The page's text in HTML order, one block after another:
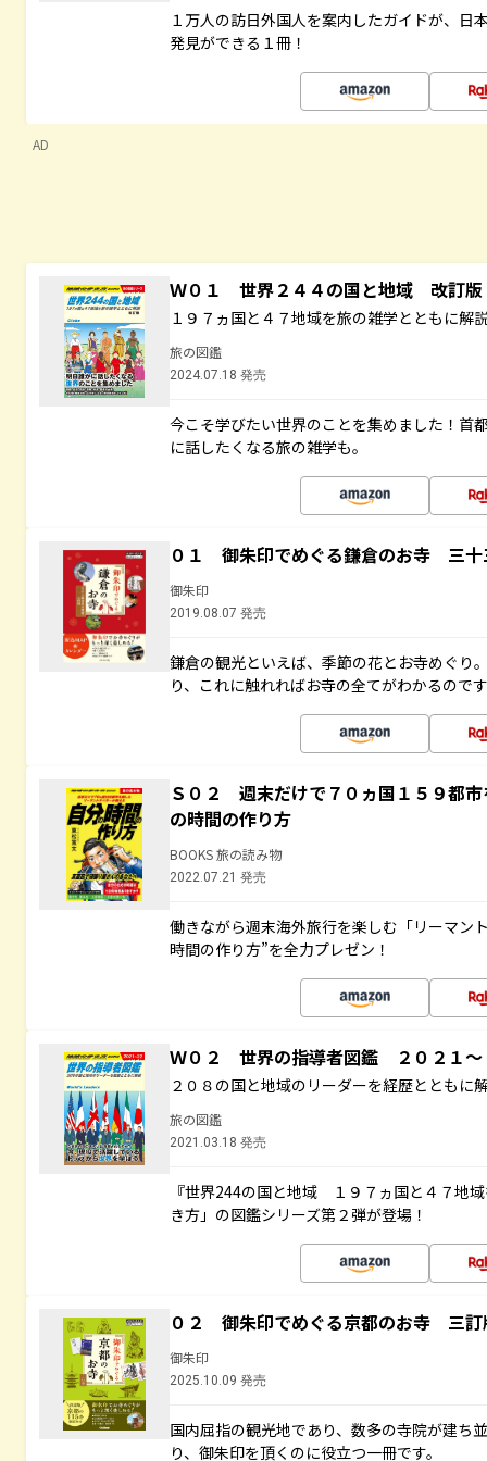
１万人の訪日外国人を案内したガイドが、日
発見ができる１冊！
AD
Ｗ０１ 世界２４４の国と地域 改訂版
１９７ヵ国と４７地域を旅の雑学とともに解
旅の図鑑
2024.07.18 発売
今こそ学びたい世界のことを集めました！首
に話したくなる旅の雑学も。
０１ 御朱印でめぐる鎌倉のお寺 三
御朱印
2019.08.07 発売
鎌倉の観光といえば、季節の花とお寺めぐり
り、これに触れればお寺の全てがわかるので
Ｓ０２ 週末だけで７０ヵ国１５９都
の時間の作り方
BOOKS 旅の読み物
2022.07.21 発売
働きながら週末海外旅行を楽しむ「リーマン
時間の作り方”を全力プレゼン！
Ｗ０２ 世界の指導者図鑑 ２０２１
２０８の国と地域のリーダーを経歴とともに
旅の図鑑
2021.03.18 発売
『世界244の国と地域 １９７ヵ国と４７地
き方」の図鑑シリーズ第２弾が登場！
０２ 御朱印でめぐる京都のお寺 三訂
御朱印
2025.10.09 発売
国内屈指の観光地であり、数多の寺院が建ち
り、御朱印を頂くのに役立つ一冊です。